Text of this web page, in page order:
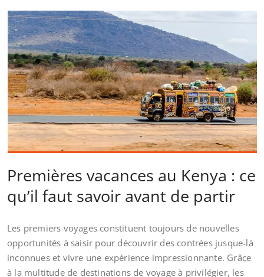
Premières vacances au Kenya : ce
qu’il faut savoir avant de partir
Les premiers voyages constituent toujours de nouvelles
opportunités à saisir pour découvrir des contrées jusque-là
inconnues et vivre une expérience impressionnante. Grâce
à la multitude de destinations de voyage à privilégier, les